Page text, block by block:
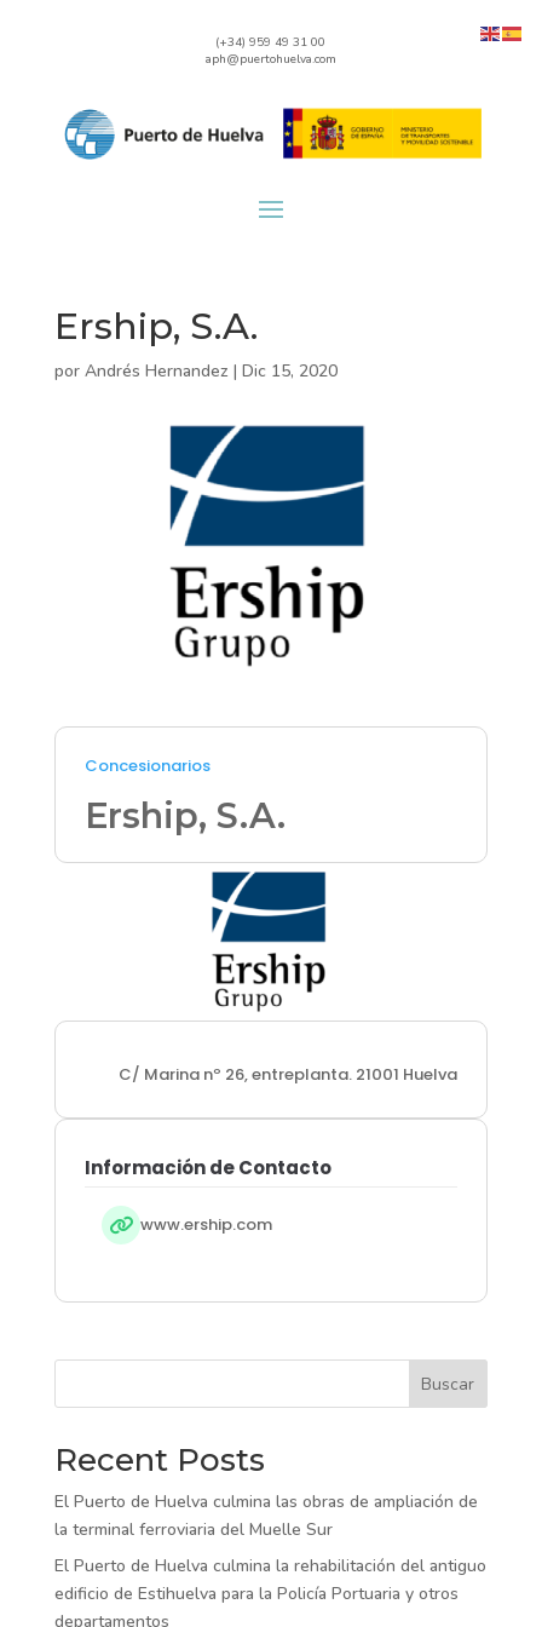
(+34) 959 49 31 00
aph@puertohuelva.com
Ership, S.A.
por Andrés Hernandez | Dic 15, 2020
Concesionarios
Ership, S.A.
C/ Marina nº 26, entreplanta. 21001 Huelva
Información de Contacto
www.ership.com
Buscar
Recent Posts
El Puerto de Huelva culmina las obras de ampliación de
la terminal ferroviaria del Muelle Sur
El Puerto de Huelva culmina la rehabilitación del antiguo
edificio de Estihuelva para la Policía Portuaria y otros
departamentos